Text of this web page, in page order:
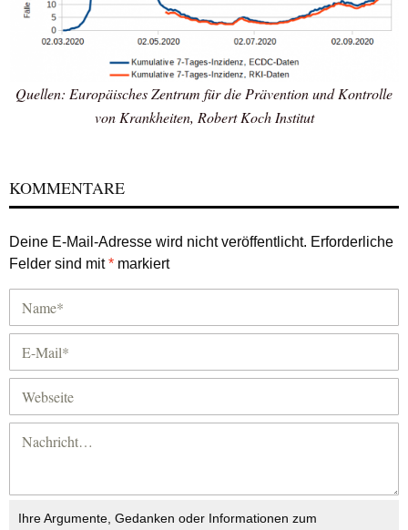
Quellen: Europäisches Zentrum für die Prävention und Kontrolle
von Krankheiten, Robert Koch Institut
KOMMENTARE
Deine E-Mail-Adresse wird nicht veröffentlicht. Erforderliche
Felder sind mit* markiert
Ihre Argumente, Gedanken oder Informationen zum